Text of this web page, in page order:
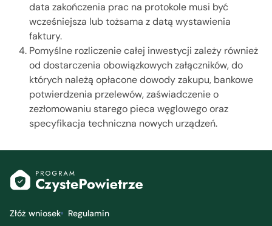
data zakończenia prac na protokole musi być
wcześniejsza lub tożsama z datą wystawienia
faktury.
Pomyślne rozliczenie całej inwestycji zależy również
od dostarczenia obowiązkowych załączników, do
których należą opłacone dowody zakupu, bankowe
potwierdzenia przelewów, zaświadczenie o
zezłomowaniu starego pieca węglowego oraz
specyfikacja techniczna nowych urządzeń.
Złóż wniosek
Regulamin